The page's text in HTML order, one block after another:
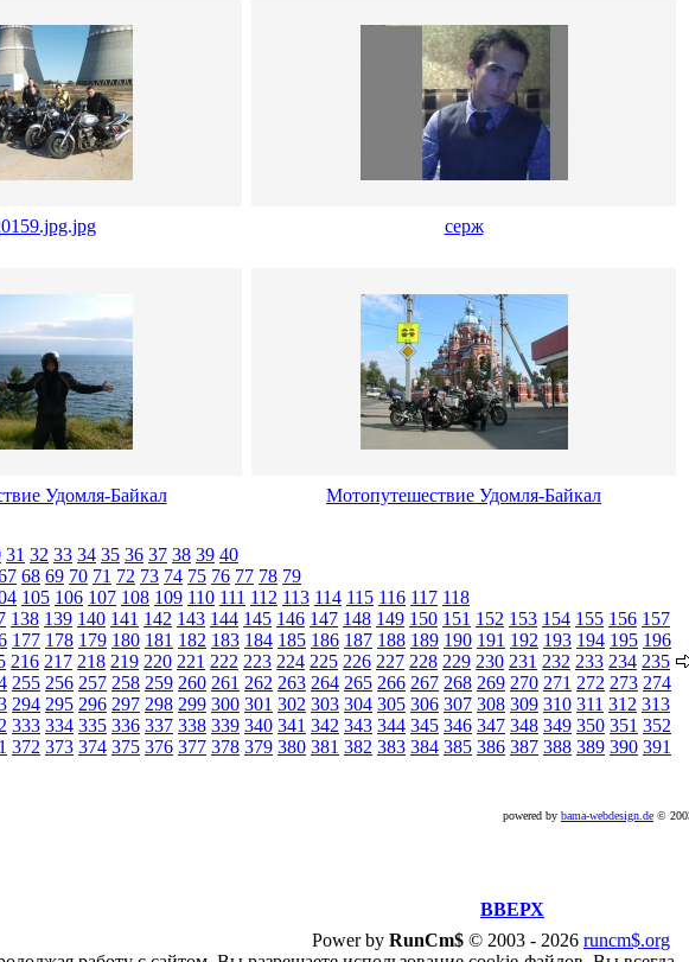
серж
Удомля-Байкал Мотопутешествие Удомля-Байкал
31 32 33 34 35 36 37 38 39 40
68 69 70 71 72 73 74 75 76 77 78 79
105 106 107 108 109 110 111 112 113 114 115 116 117 118
138 139 140 141 142 143 144 145 146 147 148 149 150 151 152 153 154 155 156 157
177 178 179 180 181 182 183 184 185 186 187 188 189 190 191 192 193 194 195 196
216 217 218 219 220 221 222 223 224 225 226 227 228 229 230 231 232 233 234 235
255 256 257 258 259 260 261 262 263 264 265 266 267 268 269 270 271 272 273 274
294 295 296 297 298 299 300 301 302 303 304 305 306 307 308 309 310 311 312 313
333 334 335 336 337 338 339 340 341 342 343 344 345 346 347 348 349 350 351 352
372 373 374 375 376 377 378 379 380 381 382 383 384 385 386 387 388 389 390 391
powered by bama-webdesign.de ©
ВВЕРХ
Power by RunCm$ © 2003 - 2026 runcm$.org